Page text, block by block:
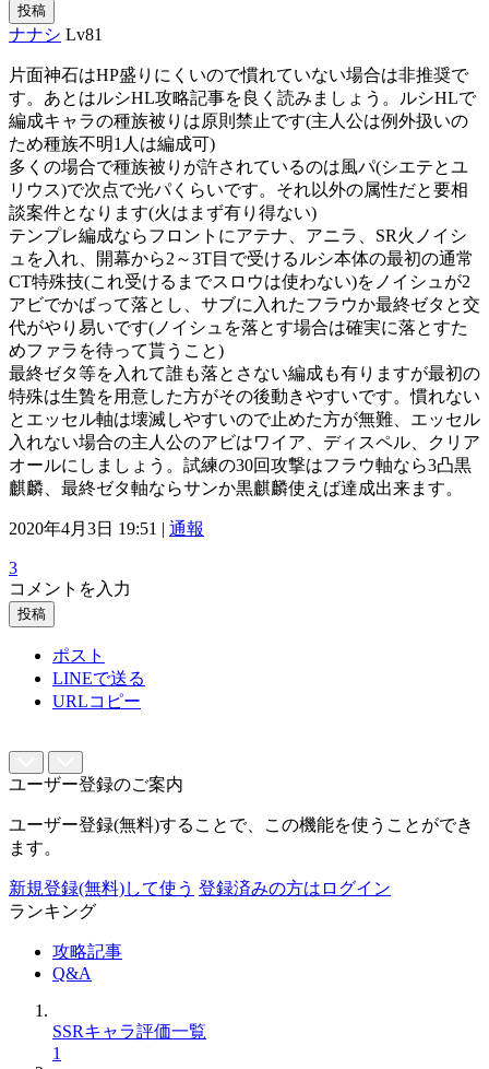
投稿
ナナシ Lv81
片面神石はHP盛りにくいので慣れていない場合は非推奨で
す。あとはルシHL攻略記事を良く読みましょう。ルシHLで
編成キャラの種族被りは原則禁止です(主人公は例外扱いの
ため種族不明1人は編成可)
多くの場合で種族被りが許されているのは風パ(シエテとユ
リウス)で次点で光パくらいです。それ以外の属性だと要相
談案件となります(火はまず有り得ない)
テンプレ編成ならフロントにアテナ、アニラ、SR火ノイシ
ュを入れ、開幕から2～3T目で受けるルシ本体の最初の通常
CT特殊技(これ受けるまでスロウは使わない)をノイシュが2
アビでかばって落とし、サブに入れたフラウか最終ゼタと交
代がやり易いです(ノイシュを落とす場合は確実に落とすた
めファラを待って貰うこと)
最終ゼタ等を入れて誰も落とさない編成も有りますが最初の
特殊は生贄を用意した方がその後動きやすいです。慣れない
とエッセル軸は壊滅しやすいので止めた方が無難、エッセル
入れない場合の主人公のアビはワイア、ディスペル、クリア
オールにしましょう。試練の30回攻撃はフラウ軸なら3凸黒
麒麟、最終ゼタ軸ならサンか黒麒麟使えば達成出来ます。
2020年4月3日 19:51 | 通報
3
コメントを入力
投稿
ポスト
LINEで送る
URLコピー
ユーザー登録のご案内
ユーザー登録(無料)することで、この機能を使うことができ
ます。
新規登録(無料)して使う 登録済みの方はログイン
ランキング
攻略記事
Q&A
SSRキャラ評価一覧
1